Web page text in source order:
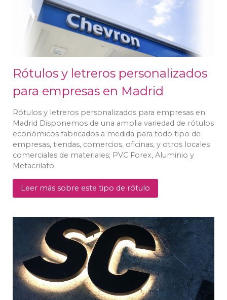
Rótulos y letreros personalizados
para empresas en Madrid
Rótulos y letreros personalizados para empresas en
Madrid Disponemos de una amplia variedad de rótulos
económicos fabricados a medida para todo tipo de
empresas, tiendas, comercios, oficinas, y otros locales
comerciales de materiales; PVC Forex, Aluminio y
Metacrilato.
Leer más sobre este tipo de rótulo